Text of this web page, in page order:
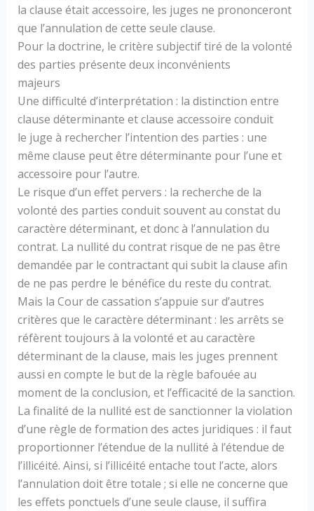
la clause était accessoire, les juges ne prononceront
que l’annulation de cette seule clause.
Pour la doctrine, le critère subjectif tiré de la volonté
des parties présente deux inconvénients
majeurs
Une difficulté d’interprétation : la distinction entre
clause déterminante et clause accessoire conduit
le juge à rechercher l’intention des parties : une
même clause peut être déterminante pour l’une et
accessoire pour l’autre.
Le risque d’un effet pervers : la recherche de la
volonté des parties conduit souvent au constat du
caractère déterminant, et donc à l’annulation du
contrat. La nullité du contrat risque de ne pas être
demandée par le contractant qui subit la clause afin
de ne pas perdre le bénéfice du reste du contrat.
Mais la Cour de cassation s’appuie sur d’autres
critères que le caractère déterminant : les arrêts se
réfèrent toujours à la volonté et au caractère
déterminant de la clause, mais les juges prennent
aussi en compte le but de la règle bafouée au
moment de la conclusion, et l’efficacité de la sanction.
La finalité de la nullité est de sanctionner la violation
d’une règle de formation des actes juridiques : il faut
proportionner l’étendue de la nullité à l’étendue de
l’illicéité. Ainsi, si l’illicéité entache tout l’acte, alors
l’annulation doit être totale ; si elle ne concerne que
les effets ponctuels d’une seule clause, il suffira